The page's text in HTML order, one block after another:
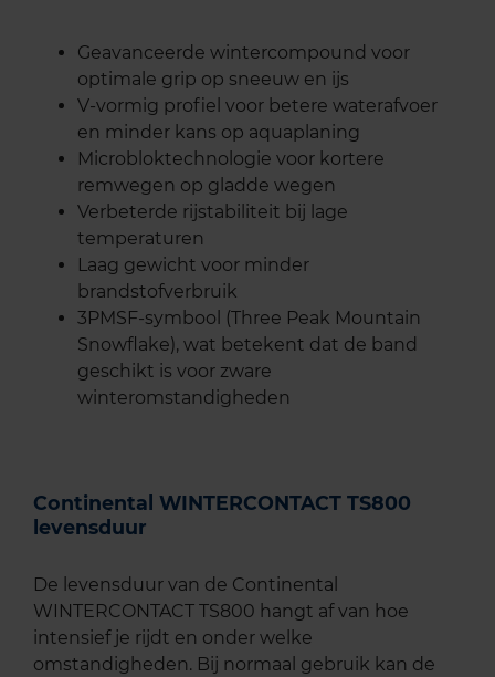
Geavanceerde wintercompound voor
optimale grip op sneeuw en ijs
V-vormig profiel voor betere waterafvoer
en minder kans op aquaplaning
Microbloktechnologie voor kortere
remwegen op gladde wegen
Verbeterde rijstabiliteit bij lage
temperaturen
Laag gewicht voor minder
brandstofverbruik
3PMSF-symbool (Three Peak Mountain
Snowflake), wat betekent dat de band
geschikt is voor zware
winteromstandigheden
Continental WINTERCONTACT TS800
levensduur
De levensduur van de Continental
WINTERCONTACT TS800 hangt af van hoe
intensief je rijdt en onder welke
omstandigheden. Bij normaal gebruik kan de